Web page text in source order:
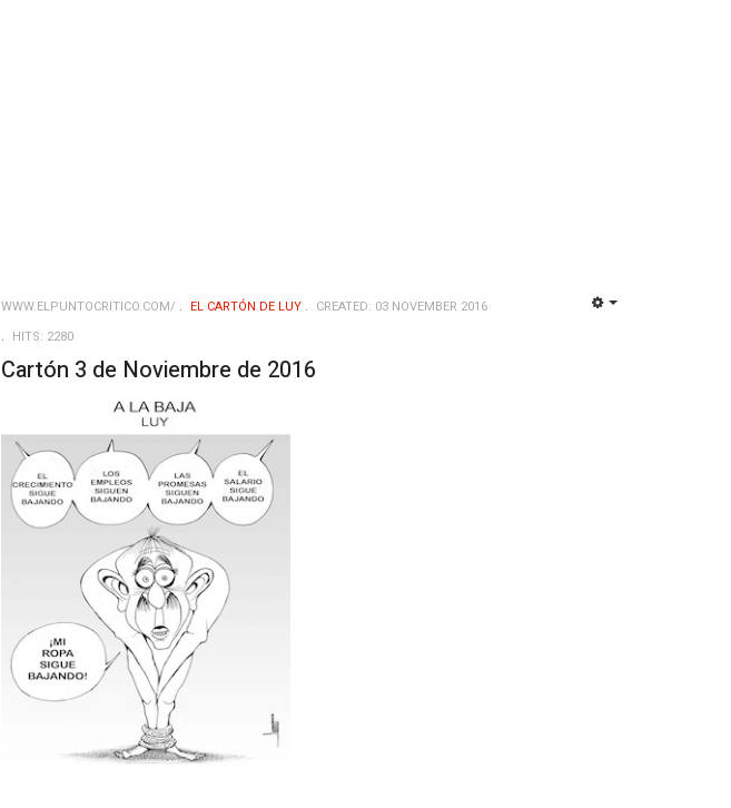
WWW.ELPUNTOCRITICO.COM/ EL CARTÓN DE LUY
CREATED: 03 NOVEMBER 2016
HITS: 2280
Cartón 3 de Noviembre de 2016